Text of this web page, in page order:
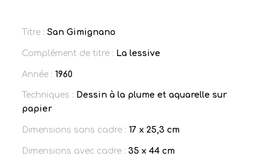
Titre : San Gimignano
Complément de titre : La lessive
Année : 1960
Techniques : Dessin à la plume et aquarelle sur
papier
Dimensions sans cadre : 17 x 25,3 cm
Dimensions avec cadre : 35 x 44 cm